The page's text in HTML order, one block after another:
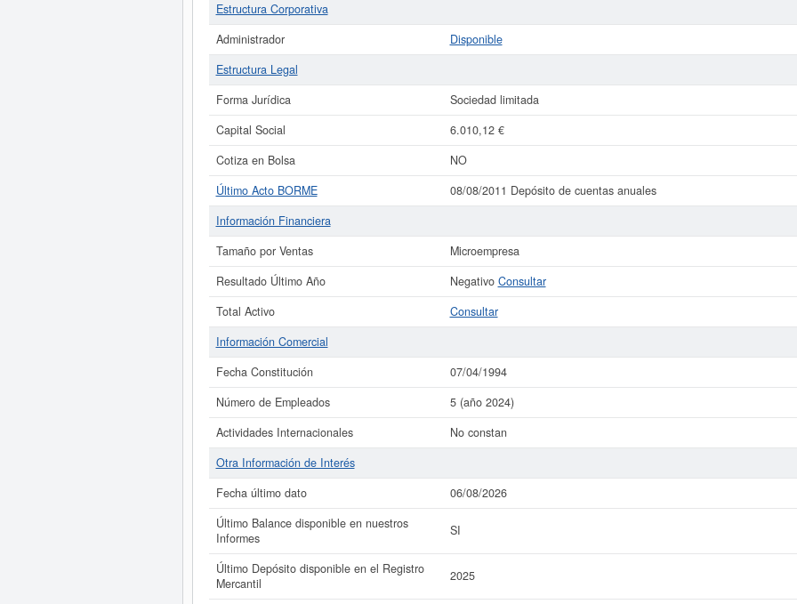
Estructura Corporativa
Administrador
Disponible
Estructura Legal
Forma Jurídica
Sociedad limitada
Capital Social
6.010,12 €
Cotiza en Bolsa
NO
Último Acto BORME
08/08/2011 Depósito de cuentas anuales
Información Financiera
Tamaño por Ventas
Microempresa
Resultado Último Año
Negativo Consultar
Total Activo
Consultar
Información Comercial
Fecha Constitución
07/04/1994
Número de Empleados
5 (año 2024)
Actividades Internacionales
No constan
Otra Información de Interés
Fecha último dato
06/08/2026
Último Balance disponible en nuestros
Informes
SI
Último Depósito disponible en el Registro
Mercantil
2025